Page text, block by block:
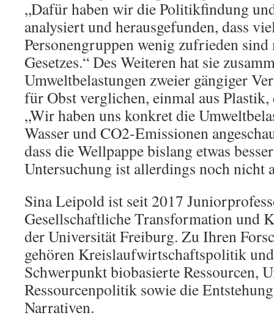
„Dafür haben wir die Politikfindung
analysiert und herausgefunden, dass
Personengruppen wenig zufrieden
Gesetzes.“ Des Weiteren hat sie
Umweltbelastungen zweier gängiger
für Obst verglichen, einmal aus
„Wir haben uns konkret die
Wasser und CO2-Emissionen
dass die Wellpappe bislang etwas
Untersuchung ist allerdings noch nicht
Sina Leipold ist seit 2017
Gesellschaftliche Transformation und
der Universität Freiburg. Zu Ihren
gehören Kreislaufwirtschaftspolitik
Schwerpunkt biobasierte Ressourcen,
Ressourcenpolitik sowie die
Narrativen.